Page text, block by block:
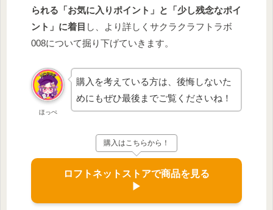
られる「お気に入りポイント」と「少し残念なポイ
ント」に着目 し、より詳しくサクラクラフトラボ
008について掘り下げていきます。
ほっぺ
購入を考えている方は、後悔しないた
めにもぜひ最後までご覧くださいね！
購入はこちらから！
ロフトネットストアで商品を見る
▶︎